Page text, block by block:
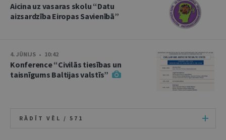
Aicina uz vasaras skolu “Datu
aizsardzība Eiropas Savienībā”
4. JŪNIJS • 10:42
Konference “Civilās tiesības un
taisnīgums Baltijas valstīs”
RĀDĪT VĒL / 571